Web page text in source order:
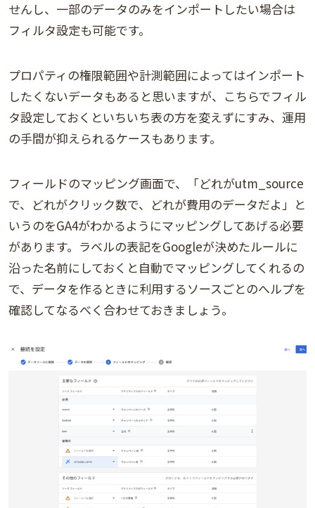
せんし、一部のデータのみをインポートしたい場合は
フィルタ設定も可能です。
プロパティの権限範囲や計測範囲によってはインポート
したくないデータもあると思いますが、こちらでフィル
タ設定しておくといちいち表の方を変えずにすみ、運用
の手間が抑えられるケースもあります。
フィールドのマッピング画面で、「どれがutm_source
で、どれがクリック数で、どれが費用のデータだよ」と
いうのをGA4がわかるようにマッピングしてあげる必要
があります。ラベルの表記をGoogleが決めたルールに
沿った名前にしておくと自動でマッピングしてくれるの
で、データを作るときに利用するソースごとのへルプを
確認してなるべく合わせておきましょう。